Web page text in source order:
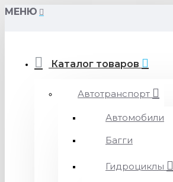
МЕНЮ
Каталог товаров
Автотранспорт
Автомобили
Багги
Гидроциклы